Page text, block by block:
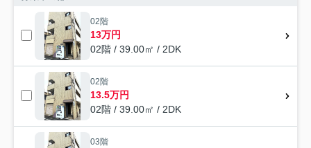
02階
13万円
02階 / 39.00㎡ / 2DK
02階
13.5万円
02階 / 39.00㎡ / 2DK
03階